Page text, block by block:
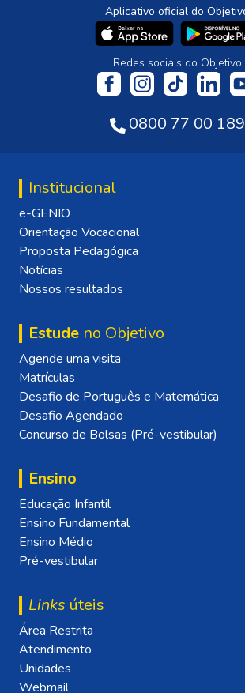
Aplicativo oficial do
Redes sociais do Objetivo
0800 77 00 189
Institucional
e-GENIO
Orientação Vocacional
Proposta Pedagógica
Notícias
Nossos resultados
Estude no Objetivo
Agende uma visita
Matrículas
Desafio de Português e Matemática
Desafio Agendado
Concurso de Bolsas (Pré-vestibular)
Ensino
Educação Infantil
Ensino Fundamental
Ensino Médio
Pré-vestibular
Links úteis
Área Restrita
Atendimento
Unidades
Webmail